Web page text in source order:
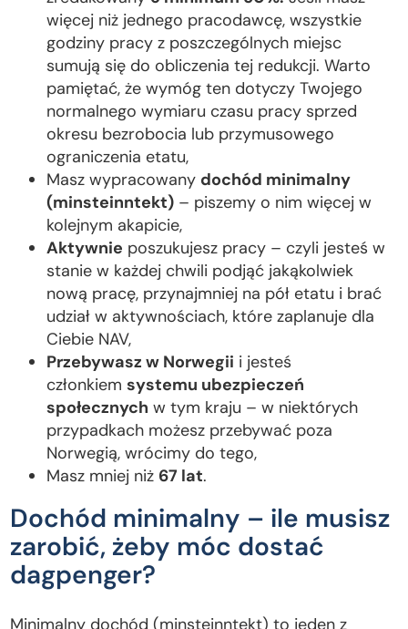
więcej niż jednego pracodawcę, wszystkie
godziny pracy z poszczególnych miejsc
sumują się do obliczenia tej redukcji. Warto
pamiętać, że wymóg ten dotyczy Twojego
normalnego wymiaru czasu pracy sprzed
okresu bezrobocia lub przymusowego
ograniczenia etatu,
Masz wypracowany dochód minimalny
(minsteinntekt) – piszemy o nim więcej w
kolejnym akapicie,
Aktywnie poszukujesz pracy – czyli jesteś w
stanie w każdej chwili podjąć jakąkolwiek
nową pracę, przynajmniej na pół etatu i brać
udział w aktywnościach, które zaplanuje dla
Ciebie NAV,
Przebywasz w Norwegii i jesteś
członkiemsystemu ubezpieczeń
społecznych w tym kraju – w niektórych
przypadkach możesz przebywać poza
Norwegią, wrócimy do tego,
Masz mniej niż 67 lat.
Dochód minimalny – ile musisz
zarobić, żeby móc dostać
dagpenger?
Minimalny dochód (minsteinntekt) to jeden z